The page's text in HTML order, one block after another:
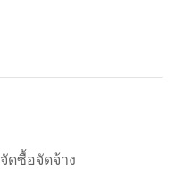
ดซื้อจัดจ้าง